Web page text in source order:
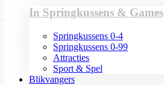
In Springkussens & Games
Springkussens 0-4
Springkussens 0-99
Attracties
Sport & Spel
Blikvangers